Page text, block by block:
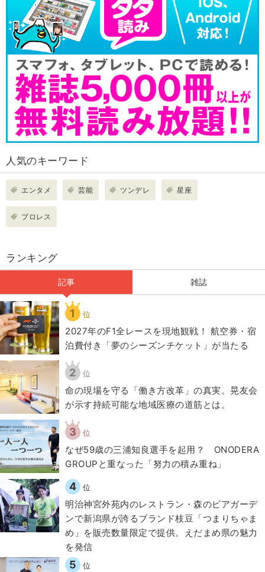
人気のキーワード
エンタメ 芸能 ツンデレ 星座
プロレス
ランキング
記事 雑誌
1 位
2027年のF1全レースを現地観戦！ 航空券・宿
泊費付き「夢のシーズンチケット」が当たる
2 位
​命の現場を守る「働き方改革」の真実。晃友会
が示す持続可能な地域医療の道筋とは。
3 位
なぜ59歳の三浦知良選手を起用？ ONODERA
GROUPと重なった「努力の積み重ね」
4 位
明治神宮外苑内のレストラン・森のビアガーデ
ンで新潟県が誇るブランド枝豆「つまりちゃま
め」を販売数量限定で提供。えだまめ県の魅力
を発信
5 位